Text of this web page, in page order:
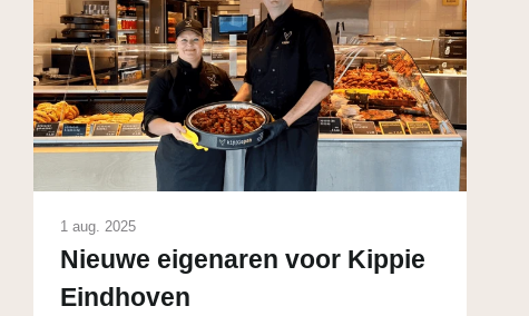
1 aug. 2025
Nieuwe eigenaren voor Kippie
Eindhoven